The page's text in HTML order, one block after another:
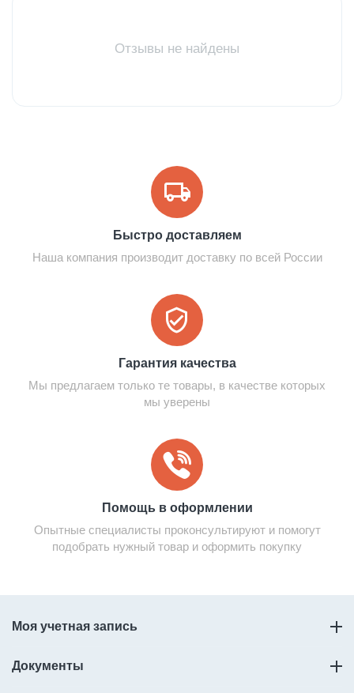
Отзывы не найдены
Быстро доставляем
Наша компания производит доставку по всей России
Гарантия качества
Мы предлагаем только те товары, в качестве которых
мы уверены
Помощь в оформлении
Опытные специалисты проконсультируют и помогут
подобрать нужный товар и оформить покупку
Моя учетная запись
Документы